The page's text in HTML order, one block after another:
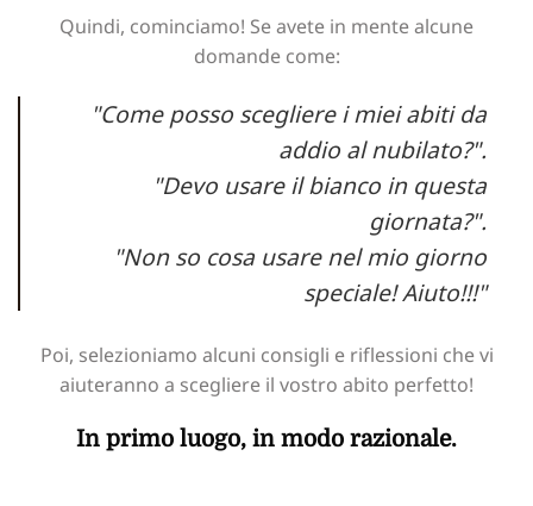
Quindi, cominciamo! Se avete in mente alcune
domande come:
"Come posso scegliere i miei abiti da
addio al nubilato?".
"Devo usare il bianco in questa
giornata?".
"Non so cosa usare nel mio giorno
speciale! Aiuto!!!"
Poi, selezioniamo alcuni consigli e riflessioni che vi
aiuteranno a scegliere il vostro abito perfetto!
In primo luogo, in modo razionale.